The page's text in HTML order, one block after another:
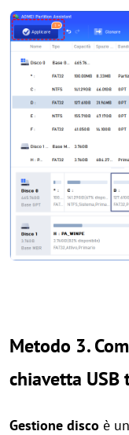
Metodo 3.
chiavetta USB
Gestione disco è